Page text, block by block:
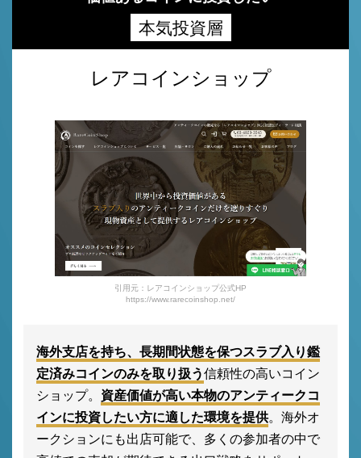
本気投資層
レアコインショップ
引用元：レアコインショップ公式HP
https://www.rarecoinshop.net/
海外支店を持ち、長期間状態を保つスラブ入り鑑
定済みコインのみを取り扱う信頼性の高いコイン
ショップ。 資産価値が高い本物のアンティークコ
インに投資したい方に適した環境を提供。海外オ
ークションにも出店可能で、多くの参加者の中で